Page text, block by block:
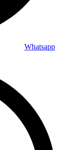
Whatsapp